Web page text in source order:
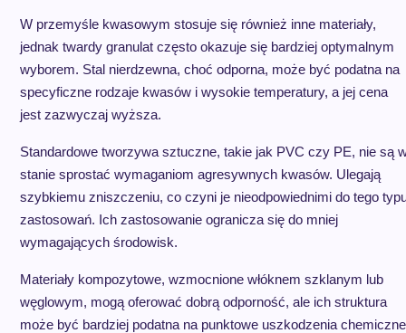
W przemyśle kwasowym stosuje się również inne materiały,
jednak twardy granulat często okazuje się bardziej optymalnym
wyborem. Stal nierdzewna, choć odporna, może być podatna na
specyficzne rodzaje kwasów i wysokie temperatury, a jej cena
jest zazwyczaj wyższa.
Standardowe tworzywa sztuczne, takie jak PVC czy PE, nie są
stanie sprostać wymaganiom agresywnych kwasów. Ulegają
szybkiemu zniszczeniu, co czyni je nieodpowiednimi do tego
zastosowań. Ich zastosowanie ogranicza się do mniej
wymagających środowisk.
Materiały kompozytowe, wzmocnione włóknem szklanym lub
węglowym, mogą oferować dobrą odporność, ale ich struktura
może być bardziej podatna na punktowe uszkodzenia chemiczne